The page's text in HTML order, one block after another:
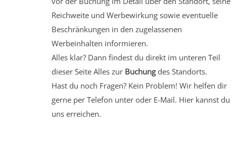
Reichweite und Werbewirkung sowie eventuelle
Beschränkungen in den zugelassenen
Werbeinhalten informieren.
Alles klar? Dann findest du direkt im unteren Teil
dieser Seite Alles zur Buchungdes Standorts.
Hast du noch Fragen? Kein Problem! Wir helfen dir
gerne per Telefon unter oder E-Mail. Hier kannst du
uns erreichen.